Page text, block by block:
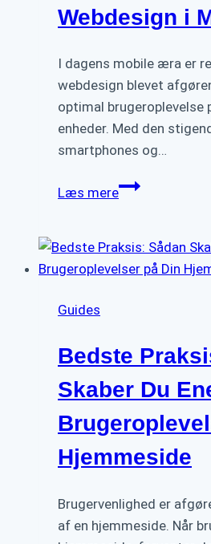
hjemmeside
Webdesign i
I dagens mobile æra er
webdesign blevet
optimal brugeroplevelse
enheder. Med den
smartphones og…
Læs mereDen
af
Responsivt
Guides
Bedste
Skaber Du
Hjemmeside
Brugervenlighed er
af en hjemmeside. Når